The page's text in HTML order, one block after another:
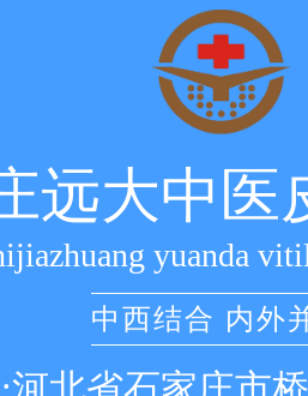
远大中医
yuanda
中西结合 内外